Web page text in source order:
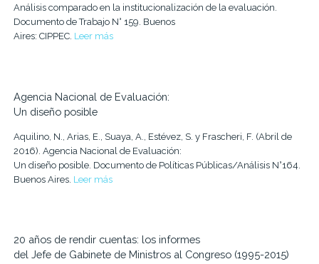
Análisis comparado en la institucionalización de la evaluación.
Documento de Trabajo N° 159. Buenos
Aires: CIPPEC. Leer más
Agencia Nacional de Evaluación:
Un diseño posible
Aquilino, N., Arias, E., Suaya, A., Estévez, S. y Frascheri, F. (Abril de
2016). Agencia Nacional de Evaluación:
Un diseño posible. Documento de Políticas Públicas/Análisis N°164.
Buenos Aires. Leer más
20 años de rendir cuentas: los informes
del Jefe de Gabinete de Ministros al Congreso (1995-2015)